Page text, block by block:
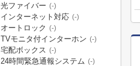
光ファイバー (-)
インターネット対応 (-)
オートロック (-)
TVモニタ付インターホン (-)
宅配ボックス (-)
24時間緊急通報システム (-)